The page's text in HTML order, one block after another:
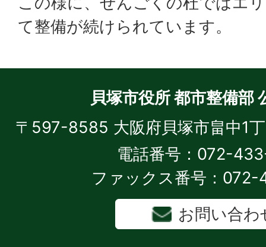
て整備が続けられています。
貝塚市役所 都市整備部
〒597-8585 大阪府貝塚市畠中1
電話番号：072-
ファックス番号：
お問い合わ